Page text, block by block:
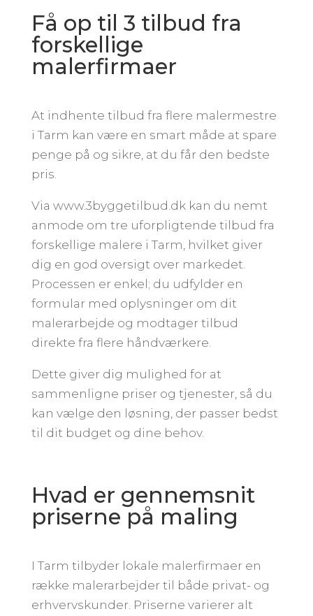
Få op til 3 tilbud fra
forskellige
malerfirmaer
At indhente tilbud fra flere malermestre
i Tarm kan være en smart måde at spare
penge på og sikre, at du får den bedste
pris.
Via www.3byggetilbud.dk kan du nemt
anmode om tre uforpligtende tilbud fra
forskellige malere i Tarm, hvilket giver
dig en god oversigt over markedet.
Processen er enkel; du udfylder en
formular med oplysninger om dit
malerarbejde og modtager tilbud
direkte fra flere håndværkere.
Dette giver dig mulighed for at
sammenligne priser og tjenester, så du
kan vælge den løsning, der passer bedst
til dit budget og dine behov.
Hvad er gennemsnit
priserne på maling
I Tarm tilbyder lokale malerfirmaer en
række malerarbejder til både privat- og
erhvervskunder. Priserne varierer alt